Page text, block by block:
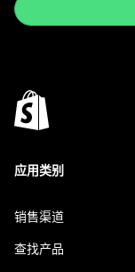
应用类别
销售渠道
查找产品